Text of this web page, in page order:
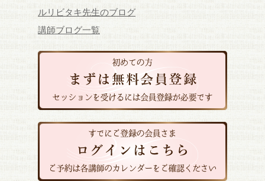
ルリビタキ先生のブログ
講師ブログ一覧